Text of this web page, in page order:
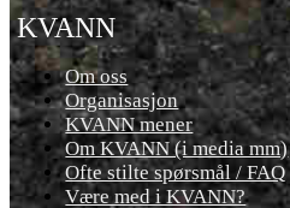
KVANN
Om oss
Organisasjon
KVANN mener
Om KVANN (i media mm)
Ofte stilte spørsmål / FAQ
Være med i KVANN?